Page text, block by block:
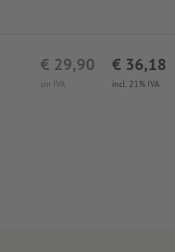
sin IVA
€ 29,90
incl. 21% IVA
€ 36,18